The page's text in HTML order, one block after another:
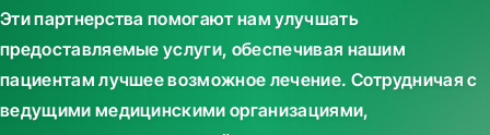
Эти партнерства помогают нам улучшать
предоставляемые услуги, обеспечивая нашим
пациентам лучшее возможное лечение. Сотрудничая с
ведущими медицинскими организациями,